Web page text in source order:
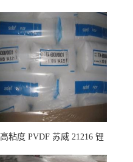
高粘度 PVDF 苏威 21216 锂